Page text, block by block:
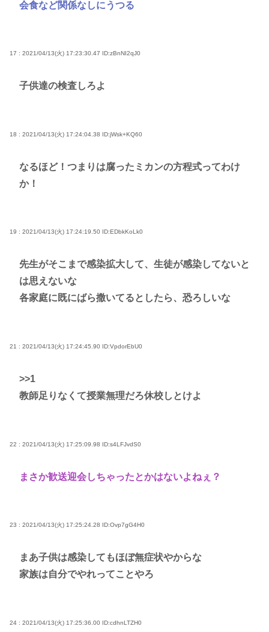
会食など関係なしにうつる
17 : 2021/04/13(火) 17:23:30.47 ID:zBnNI2qJ0
子供達の検査しろよ
18 : 2021/04/13(火) 17:24:04.38 ID:jWsk+KQ60
なるほど！つまりは腐ったミカンの方程式ってわけ
か！
19 : 2021/04/13(火) 17:24:19.50 ID:EDbkKoLk0
先生がそこまで感染拡大して、生徒が感染してないと
は思えないな
各家庭に既にばら撒いてるとしたら、恐ろしいな
21 : 2021/04/13(火) 17:24:45.90 ID:VpdorEbU0
>>1
教師足りなくて授業無理だろ休校しとけよ
22 : 2021/04/13(火) 17:25:09.98 ID:s4LFJvdS0
まさか歓送迎会しちゃったとかはないよねぇ？
23 : 2021/04/13(火) 17:25:24.28 ID:Ovp7gG4H0
まあ子供は感染してもほぼ無症状やからな
家族は自分でやれってことやろ
24 : 2021/04/13(火) 17:25:36.00 ID:cdhnLTZH0